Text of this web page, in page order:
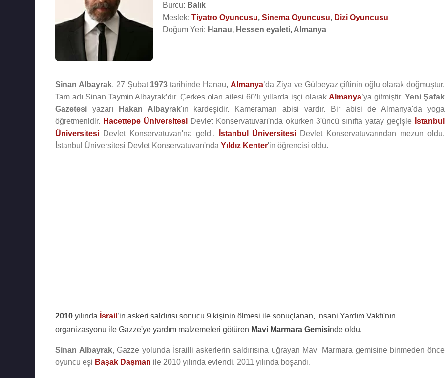
Burcu: Balık
Meslek: Tiyatro Oyuncusu, Sinema Oyuncusu, Dizi Oyuncusu
Doğum Yeri: Hanau, Hessen eyaleti, Almanya
Sinan Albayrak, 27 Şubat 1973 tarihinde Hanau,Almanya’da Ziya ve Gülbeyaz çiftinin oğlu olarak doğmuştur.
Tam adı Sinan Taymin Albayrak’dır. Çerkes olan ailesi 60’lı yıllarda işçi olarakAlmanya’ya gitmiştir.Yeni Şafak
Gazetesi yazarı Hakan Albayrak'ın kardeşidir. Kameraman abisi vardır. Bir abisi de Almanya'da yoga
öğretmenidir. Hacettepe ÜniversitesiDevlet Konservatuvarı'nda okurken 3'üncü sınıfta yatay geçişle
İstanbul
Üniversitesi Devlet Konservatuvarı'na geldi. İstanbul Üniversitesi Devlet Konservatuvarından mezun oldu.
İstanbul Üniversitesi Devlet Konservatuvarı'nda Yıldız Kenter'in öğrencisi oldu.
2010 yılında İsrail ’in askeri saldırısı sonucu 9 kişinin ölmesi ile sonuçlanan, insani Yardım Vakfı'nın
organizasyonu ile Gazze'ye yardım malzemeleri götüren Mavi Marmara Gemisinde oldu.
Sinan Albayrak, Gazze yolunda İsrailli askerlerin saldırısına uğrayan Mavi Marmara gemisine binmeden önce
oyuncu eşi Başak Daşman ile 2010 yılında evlendi. 2011 yılında boşandı.